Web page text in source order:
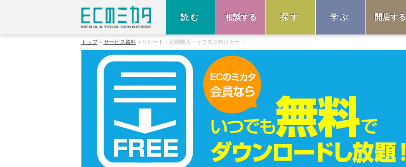
読む 相談する 探す 学ぶ 開店する
トップ サービス資料 リピート・定期購入・サブスク向けカート